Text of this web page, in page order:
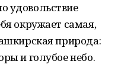
удовольствие
окружает самая,
природа:
и голубое небо.